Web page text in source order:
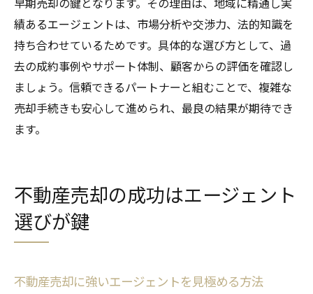
知って得する不動産売却のコツと実践例
不動産売却で知っておきたい実践的なコツ
成功事例から学ぶ不動産売却のポイント
不動産売却時に役立つサポートの活用方法
豊田市や岡崎市の売却実践例を参考にする
知識を活かして不動産売却を成功に導く
績あるエージェントは、市場分析や交渉力、法的知識を
持ち合わせているためです。具体的な選び方として、過
去の成約事例やサポート体制、顧客からの評価を確認し
ましょう。信頼できるパートナーと組むことで、複雑な
売却手続きも安心して進められ、最良の結果が期待でき
ます。
不動産売却の成功はエージェント
選びが鍵
不動産売却に強いエージェントを見極める方法